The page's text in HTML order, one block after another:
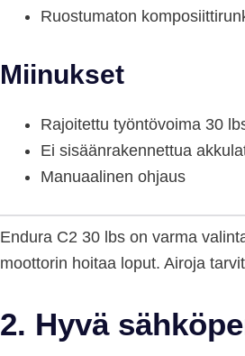
Ruostumaton
Miinukset
Rajoitettu työntövoima 30
Ei sisäänrakennettua
Manuaalinen ohjaus
Endura C2 30 lbs on varma
moottorin hoitaa loput. Airoja
2. Hyvä